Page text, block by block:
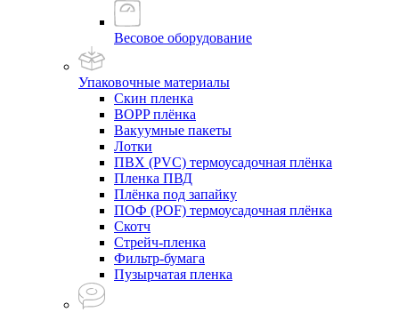
Весовое оборудование
Упаковочные материалы
Скин пленка
BOPP плёнка
Вакуумные пакеты
Лотки
ПВХ (PVC) термоусадочная плёнка
Пленка ПВД
Плёнка под запайку
ПОФ (POF) термоусадочная плёнка
Скотч
Стрейч-пленка
Фильтр-бумага
Пузырчатая пленка